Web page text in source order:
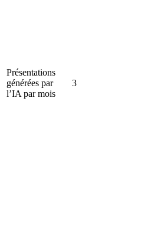
Présentations
générées par
l’IA par mois
3